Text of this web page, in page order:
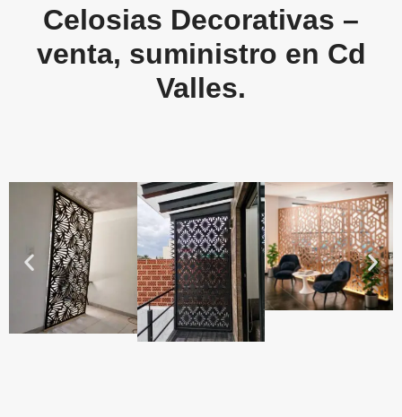
Celosias Decorativas –
venta, suministro en Cd
Valles.